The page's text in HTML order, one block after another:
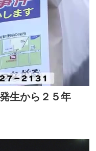
生から２５年